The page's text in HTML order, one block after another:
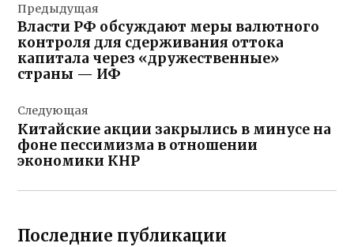
по
записям
Предыдущая
Власти РФ обсуждают меры валютного
контроля для сдерживания оттока
капитала через «дружественные»
страны — ИФ
Следующая
Китайские акции закрылись в минусе на
фоне пессимизма в отношении
экономики КНР
Последние публикации